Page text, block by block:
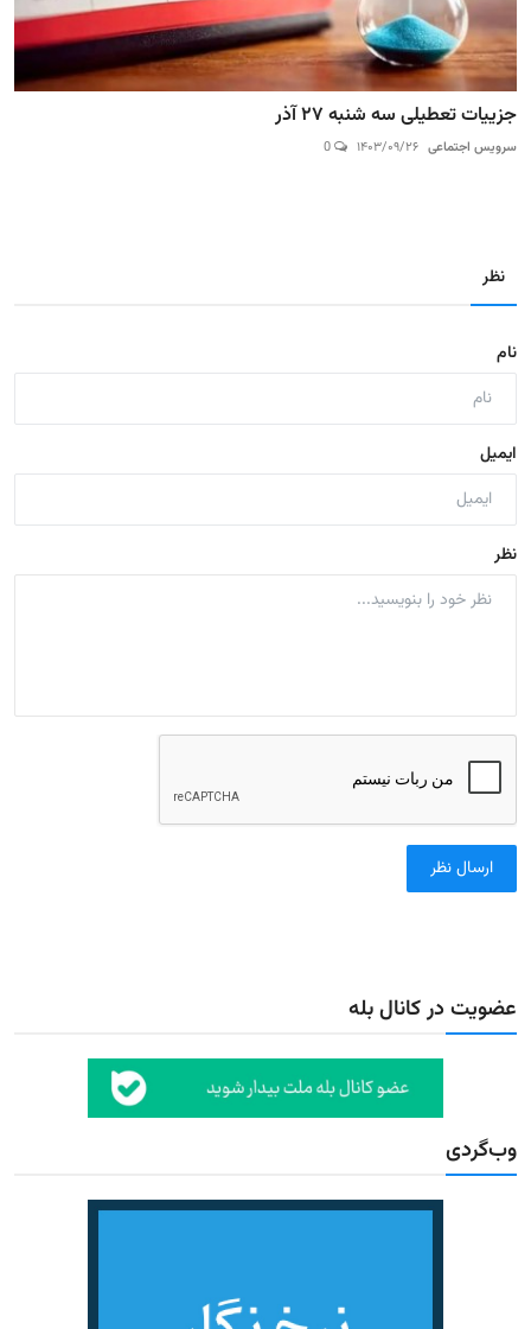
جزییات تعطیلی سه شنبه ۲۷ آذر
سرویس اجتماعی ۱۴۰۳/۰۹/۲۶
نظر
نام
ایمیل
نظر
ارسال نظر
عضویت در کانال بله
وب‌گردی